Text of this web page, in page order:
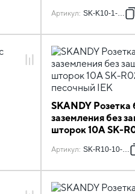
Артикул: SK-K10-1-K98
SKANDY Розетка
заземления без
шторок 10А SK-
Артикул: SK-R10-10-K98